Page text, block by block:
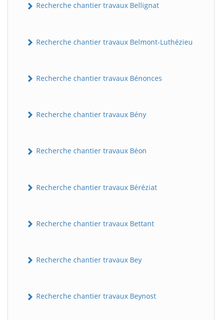
Recherche chantier travaux Bellignat
Recherche chantier travaux Belmont-Luthézieu
Recherche chantier travaux Bénonces
Recherche chantier travaux Bény
Recherche chantier travaux Béon
Recherche chantier travaux Béréziat
Recherche chantier travaux Bettant
Recherche chantier travaux Bey
Recherche chantier travaux Beynost